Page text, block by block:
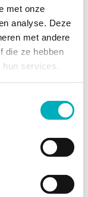
met onze
analyse. Deze
met andere
die ze hebben
services.